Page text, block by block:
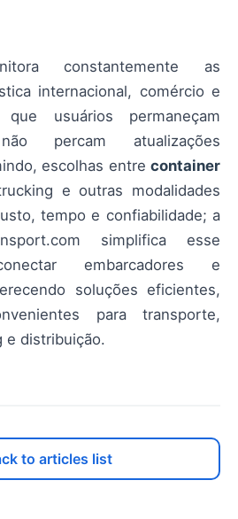
constantemente as
internacional, comércio e
que usuários permaneçam
percam atualizações
escolhas entre container
e outras modalidades
tempo e confiabilidade; a
simplifica esse
embarcadores e
soluções eficientes,
para transporte,
e distribuição.
to articles list